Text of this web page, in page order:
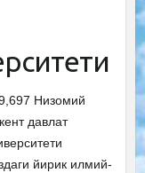
Низомий
давлат
йирик илмий-